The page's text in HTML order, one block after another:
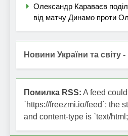
Олександр Караваєв
від матчу Динамо проти
Новини України та світу
Помилка RSS: A feed
`https://freezmi.io/feed`; the
and content-type is `text/